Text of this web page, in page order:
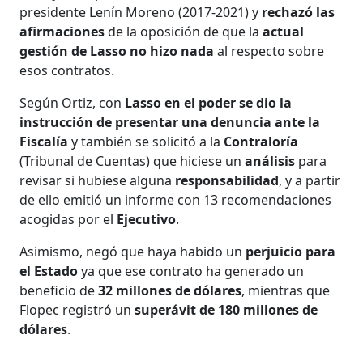
presidente Lenín Moreno (2017-2021) y rechazó las
afirmacionesde la oposición de que la actual
gestión de Lasso no hizo nadaal respecto sobre
esos contratos.
Según Ortiz, con Lasso en el poder se dio la
instrucción de presentar una denuncia ante la
Fiscalía y también se solicitó a la Contraloría
(Tribunal de Cuentas) que hiciese unanálisis para
revisar si hubiese alguna responsabilidad, y a partir
de ello emitió un informe con 13 recomendaciones
acogidas por el Ejecutivo.
Asimismo, negó que haya habido un perjuicio para
el Estadoya que ese contrato ha generado un
beneficio de32 millones de dólares, mientras que
Flopec registró unsuperávit de 180 millones de
dólares.